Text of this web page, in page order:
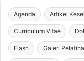
Agenda Artikel
Curriculum Vitae
Flash Galeri